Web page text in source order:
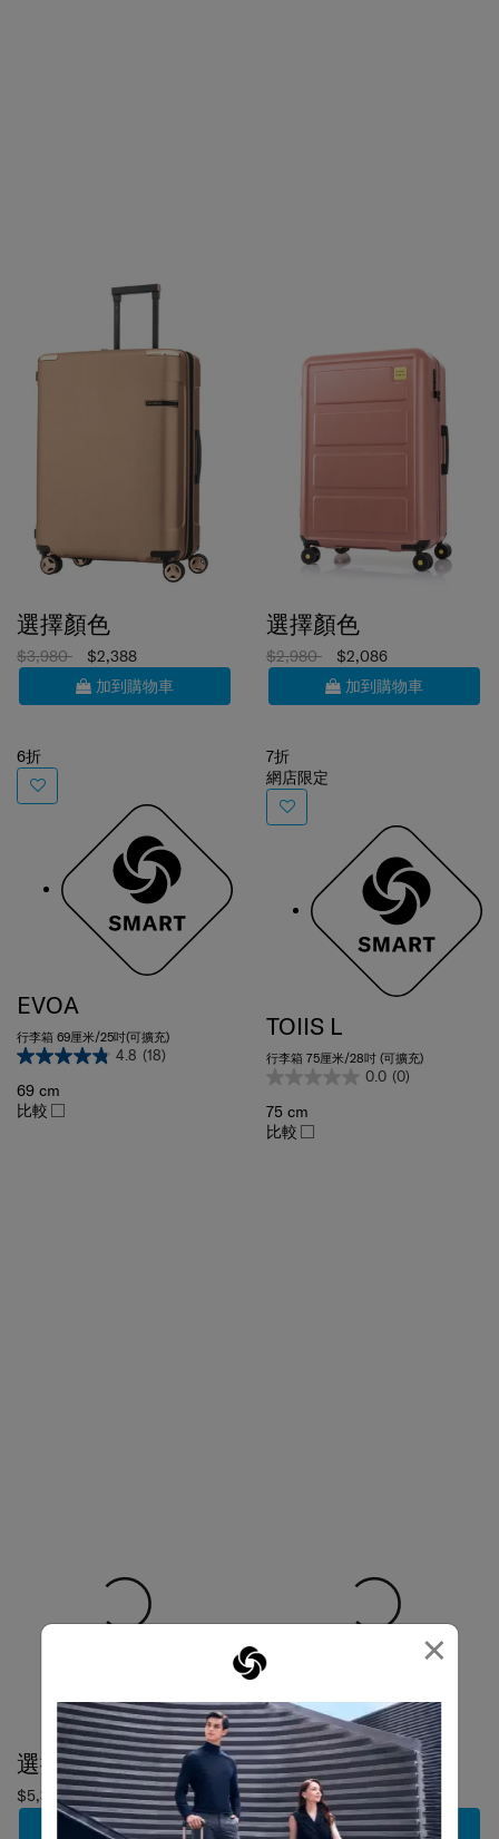
×
$3,980
$2,388
加到購物車
行李箱 69厘米/25吋(可擴充)
4.8 (18)
69 cm
比較
$2,980
$2,086
加到購物車
網店限定
行李箱 75厘米/28吋 (可擴充)
0.0 (0)
75 cm
比較
選擇顏色
$5,380
加到購物車
選擇顏色
$6,980
加到購物車